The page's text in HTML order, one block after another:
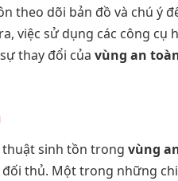
theo dõi bản đồ và chú ý
việc sử dụng các công
thay đổi của vùng an
thuật sinh tồn trong vùng
thủ. Một trong những